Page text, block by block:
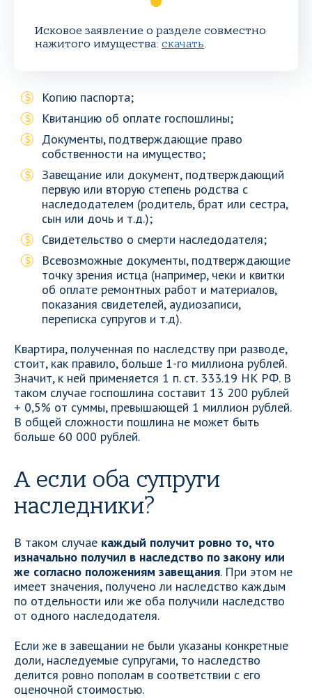
Исковое заявление о разделе совместно
нажитого имущества: скачать.
Копию паспорта;
Квитанцию об оплате госпошлины;
Документы, подтверждающие право
собственности на имущество;
Завещание или документ, подтверждающий
первую или вторую степень родства с
наследодателем (родитель, брат или сестра,
сын или дочь и т.д.);
Свидетельство о смерти наследодателя;
Всевозможные документы, подтверждающие
точку зрения истца (например, чеки и квитки
об оплате ремонтных работ и материалов,
показания свидетелей, аудиозаписи,
переписка супругов и т.д).
Квартира, полученная по наследству при разводе,
стоит, как правило, больше 1-го миллиона рублей.
Значит, к ней применяется 1 п. ст. 333.19 НК РФ. В
таком случае госпошлина составит 13 200 рублей
+ 0,5% от суммы, превышающей 1 миллион рублей.
В общей сложности пошлина не может быть
больше 60 000 рублей.
А если оба супруги
наследники?
В таком случае каждый получит ровно то, что
изначально получил в наследство по закону или
же согласно положениям завещания. При этом не
имеет значения, получено ли наследство каждым
по отдельности или же оба получили наследство
от одного наследодателя.
Если же в завещании не были указаны конкретные
доли, наследуемые супругами, то наследство
делится ровно пополам в соответствии с его
оценочной стоимостью.